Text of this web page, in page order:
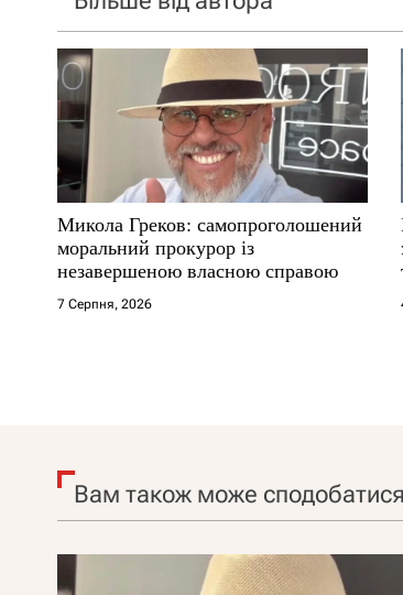
Микола Греков: самопроголошений
моральний прокурор із
незавершеною власною справою
7 Серпня, 2026
Вам також може